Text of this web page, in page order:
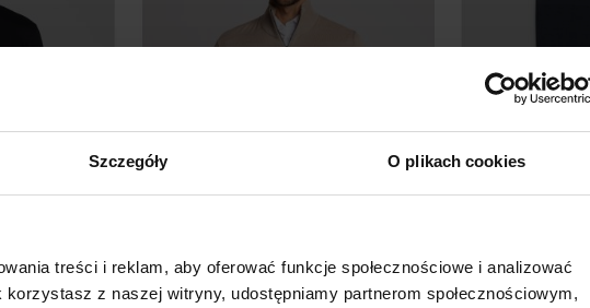
Szczegóły O plikach cookies
treści i reklam, aby oferować funkcje społecznościowe i analizować
z naszej witryny, udostępniamy partnerom społecznościowym,